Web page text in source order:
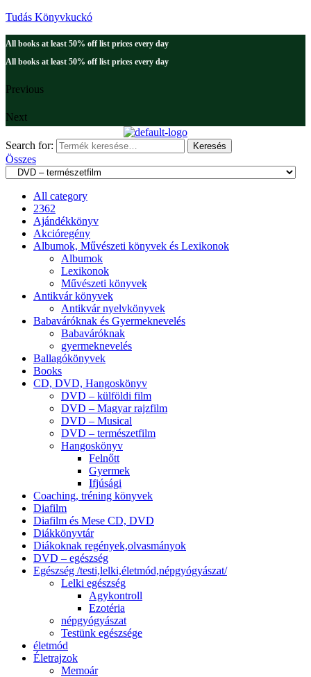
Tudás Könyvkuckó
All books at least 50% off list prices every day
All books at least 50% off list prices every day
Previous
Next
Search for: Keresés
Összes
All category
2362
Ajándékkönyv
Akcióregény
Albumok, Művészeti könyvek és Lexikonok
Albumok
Lexikonok
Művészeti könyvek
Antikvár könyvek
Antikvár nyelvkönyvek
Babaváróknak és Gyermeknevelés
Babaváróknak
gyermeknevelés
Ballagókönyvek
Books
CD, DVD, Hangoskönyv
DVD – külföldi film
DVD – Magyar rajzfilm
DVD – Musical
DVD – természetfilm
Hangoskönyv
Felnőtt
Gyermek
Ifjúsági
Coaching, tréning könyvek
Diafilm
Diafilm és Mese CD, DVD
Diákkönyvtár
Diákoknak regények,olvasmányok
DVD – egészség
Egészség /testi,lelki,életmód,népgyógyászat/
Lelki egészség
Agykontroll
Ezotéria
népgyógyászat
Testünk egészsége
életmód
Életrajzok
Memoár